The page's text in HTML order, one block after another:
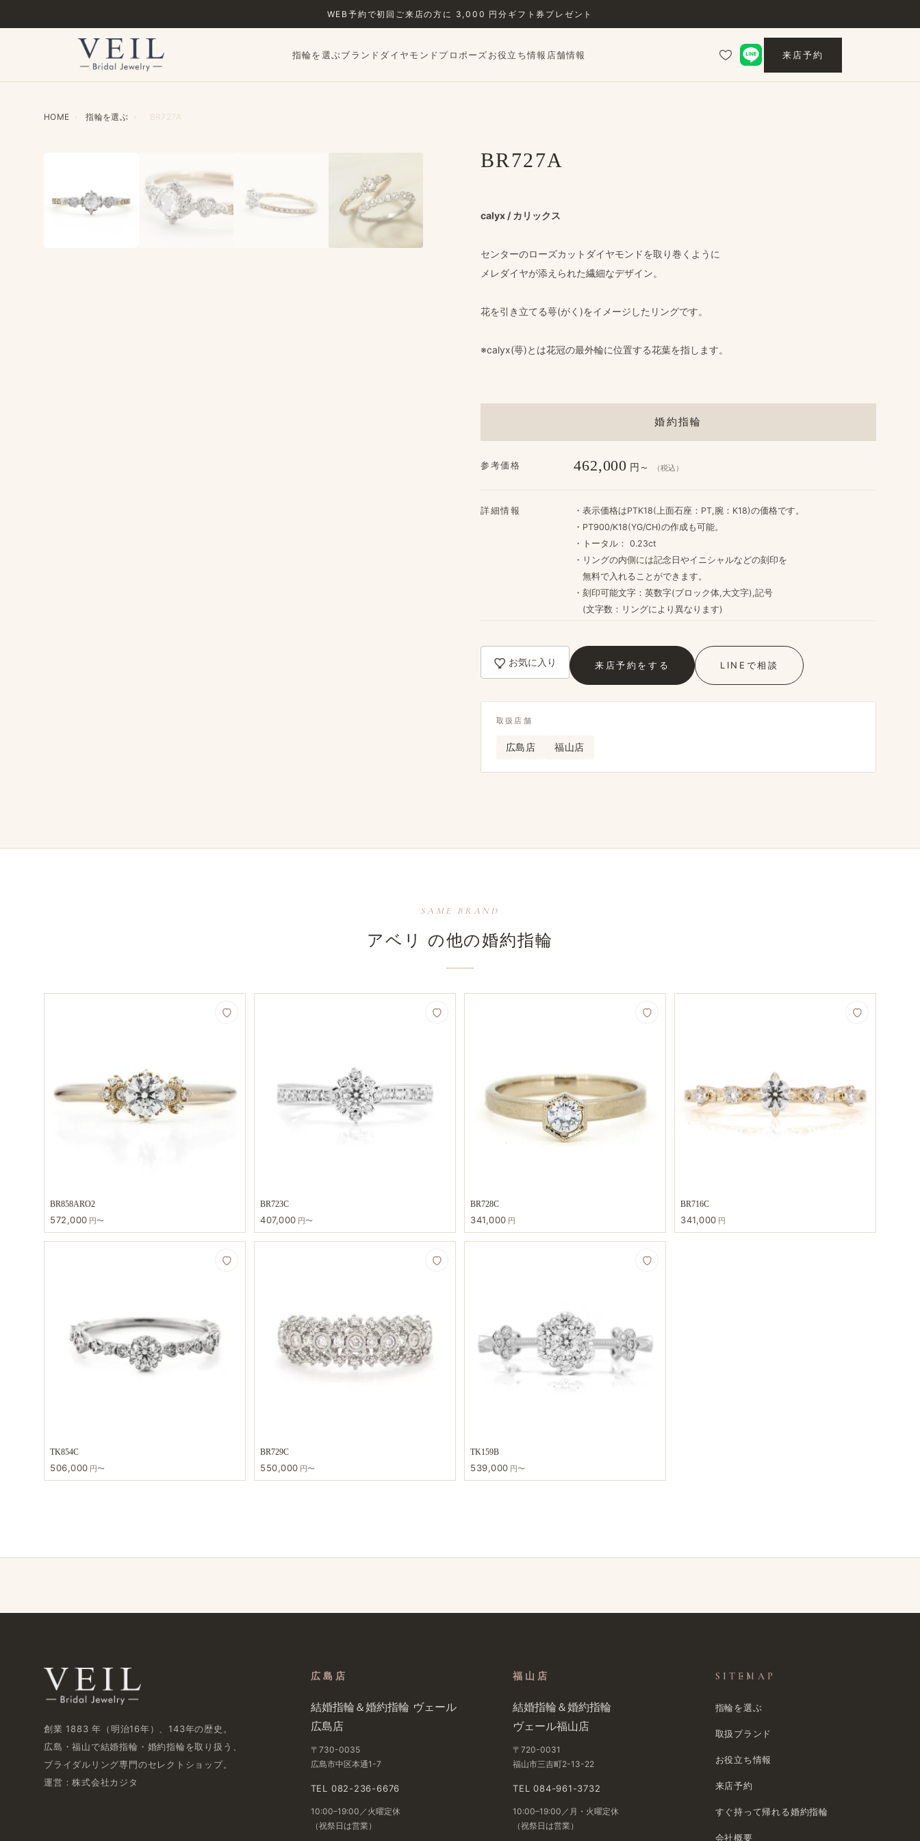
WEB予約で​初回ご来店の​方に​ 3,000 円分ギフト券プレゼント
指輪を選ぶブランドダイヤモンドプロポーズお役立ち情報 店舗情報 来店予約
HOME › 指輪を​選ぶ › BR727A
BR727A
取扱店舗
広島店 福山店
婚約指輪
参考価格 462,000 円～ （税込）
詳細情報
・​表示価格は​PTK18(上面石座：PT,腕：K18)の​価格です。
・PT900/K18(YG/CH)の​作成も​可能。
・トータル： 0.23ct
・リングの​内側には​記念日や​イニシャルなどの​刻印を
無料で​入れる​ことができます。
・​刻印可能文字：英数字(ブロック体,大文字),記号
(文字数：リングに​より​異なります)
calyx / カリックス
センターの​ローズカットダイヤモンドを​取り巻くように
メレダイヤが​添えられた​繊細な​デザイン。
花を​引き立てる​萼(がく)を​イメージしたリングです。
※calyx(萼)とは​花冠の​最外輪に​位置する​花葉を​指します。
お気に入り 来店予約を​する LINEで​相談
SAME BRAND
アベリ の​他の​婚約指輪
BR858ARO2
572,000 円〜
BR723C
407,000 円〜
BR728C
341,000 円
BR716C
341,000 円
TK854C
506,000 円〜
BR729C
550,000 円〜
TK159B
539,000 円〜
創業 1883 年​（明治16年）、​143年の​歴史。
広島・福山で​結婚指輪・婚約指輪を​取り扱う、​
ブライダルリング専門の​セレクトショップ。
運営：株式会社カジタ
広島店
結婚​指輪＆婚約指輪 ヴェール​
広島店
〒730-0035
広島市中区本通1-7
TEL 082-236-6676
10:00–19:00／火曜定休
（祝祭日は​営業）
福山店
結婚​指輪＆婚約指輪
ヴェール福山店
〒720-0031
福山市三吉町2-13-22
TEL 084-961-3732
10:00–19:00／月・火曜定休
（祝祭日は​営業）
SITEMAP
指輪を選ぶ
取扱ブランド
お役立ち情報
来店予約
すぐ​持って帰れる​婚約指輪
会社概要